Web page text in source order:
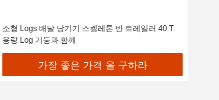
소형 Logs 배달 당기기 스켈레톤 반 트레일러 40 T
용량 Log 기둥과 함께
가장 좋은 가격 을 구하라